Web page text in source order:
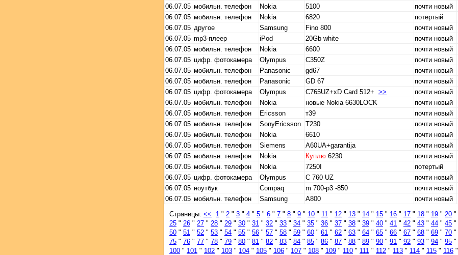
06.07.05 мобильн. телефон Nokia 5100 почти новый
06.07.05 мобильн. телефон Nokia 6820 потертый
06.07.05 другое Samsung Fino 800 почти новый
06.07.05 mp3-плеер iPod 20Gb white почти новый
06.07.05 мобильн. телефон Nokia 6600 почти новый
06.07.05 цифр. фотокамера Olympus C350Z почти новый
06.07.05 мобильн. телефон Panasonic gd67 почти новый
06.07.05 мобильн. телефон Panasonic GD 67 почти новый
06.07.05 цифр. фотокамера Olympus C765UZ+xD Card 512+ >> почти новый
06.07.05 мобильн. телефон Nokia новые Nokia 6630LOCK почти новый
06.07.05 мобильн. телефон Ericsson т39 почти новый
06.07.05 мобильн. телефон SonyEricsson T230 почти новый
06.07.05 мобильн. телефон Nokia 6610 почти новый
06.07.05 мобильн. телефон Siemens A60UA+garantija почти новый
06.07.05 мобильн. телефон Nokia Куплю 6230 почти новый
06.07.05 мобильн. телефон Nokia 7250I потертый
06.07.05 цифр. фотокамера Olympus C 760 UZ почти новый
06.07.05 ноутбук Compaq m 700-p3 -850 почти новый
06.07.05 мобильн. телефон Samsung A800 почти новый
Страницы: << 1 " 2 " 3 " 4 " 5 " 6 " 7 " 8 " 9 " 10 " 11 " 12 " 13 " 14 " 15 " 16 " 17 " 18 " 19 " 20 "
25 " 26 " 27 " 28 " 29 " 30 " 31 " 32 " 33 " 34 " 35 " 36 " 37 " 38 " 39 " 40 " 41 " 42 " 43 " 44 " 45 "
50 " 51 " 52 " 53 " 54 " 55 " 56 " 57 " 58 " 59 " 60 " 61 " 62 " 63 " 64 " 65 " 66 " 67 " 68 " 69 " 70 "
75 " 76 " 77 " 78 " 79 " 80 " 81 " 82 " 83 " 84 " 85 " 86 " 87 " 88 " 89 " 90 " 91 " 92 " 93 " 94 " 95 "
100 " 101 " 102 " 103 " 104 " 105 " 106 " 107 " 108 " 109 " 110 " 111 " 112 " 113 " 114 " 115 " 116 "